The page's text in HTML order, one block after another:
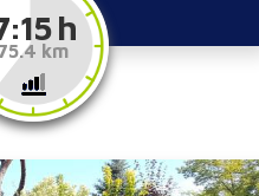
h
km